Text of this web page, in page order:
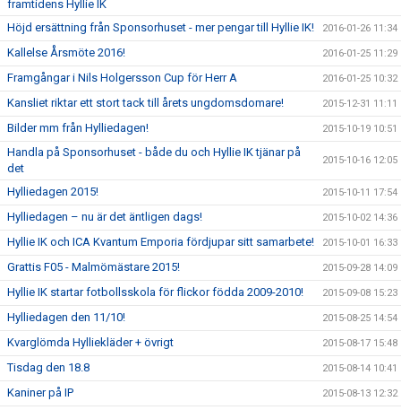
framtidens Hyllie IK
Höjd ersättning från Sponsorhuset - mer pengar till Hyllie IK! 2016-01-26 11:34
Kallelse Årsmöte 2016! 2016-01-25 11:29
Framgångar i Nils Holgersson Cup för Herr A 2016-01-25 10:32
Kansliet riktar ett stort tack till årets ungdomsdomare! 2015-12-31 11:11
Bilder mm från Hylliedagen! 2015-10-19 10:51
Handla på Sponsorhuset - både du och Hyllie IK tjänar på
det
2015-10-16 12:05
Hylliedagen 2015! 2015-10-11 17:54
Hylliedagen – nu är det äntligen dags! 2015-10-02 14:36
Hyllie IK och ICA Kvantum Emporia fördjupar sitt samarbete! 2015-10-01 16:33
Grattis F05 - Malmömästare 2015! 2015-09-28 14:09
Hyllie IK startar fotbollsskola för flickor födda 2009-2010! 2015-09-08 15:23
Hylliedagen den 11/10! 2015-08-25 14:54
Kvarglömda Hylliekläder + övrigt 2015-08-17 15:48
Tisdag den 18.8 2015-08-14 10:41
Kaniner på IP 2015-08-13 12:32